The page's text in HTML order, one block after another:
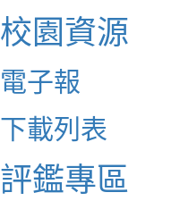
校園資源
電子報
下載列表
評鑑專區